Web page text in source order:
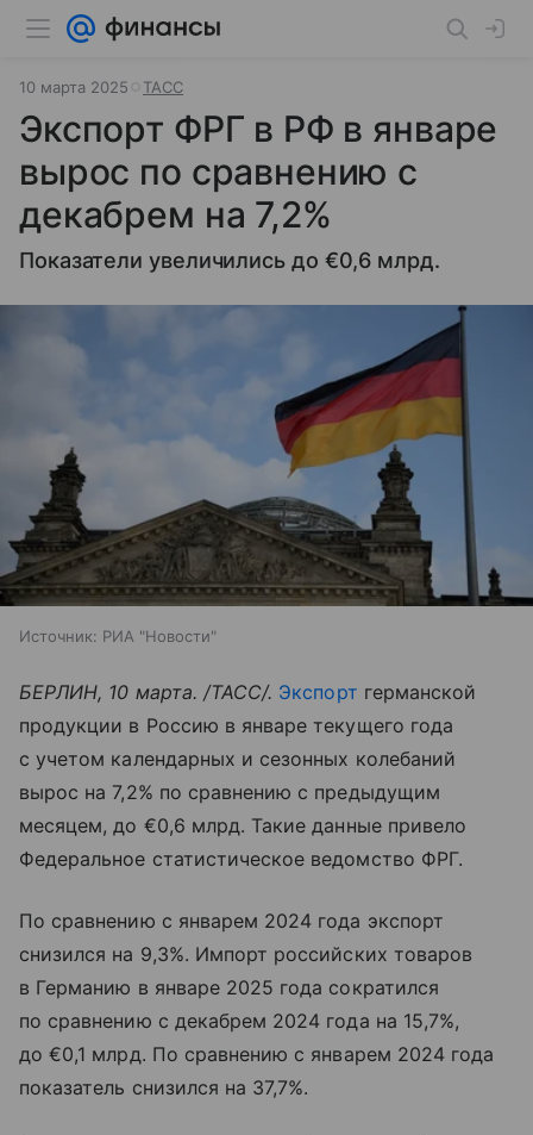
10 марта 2025 ТАСС
Экспорт ФРГ в РФ в январе
вырос по сравнению с
декабрем на 7,2%
Показатели увеличились до €0,6 млрд.
Источник: РИА "Новости"
БЕРЛИН, 10 марта. /ТАСС/. Экспорт германской
продукции в Россию в январе текущего года
с учетом календарных и сезонных колебаний
вырос на 7,2% по сравнению с предыдущим
месяцем, до €0,6 млрд. Такие данные привело
Федеральное статистическое ведомство ФРГ.
По сравнению с январем 2024 года экспорт
снизился на 9,3%. Импорт российских товаров
в Германию в январе 2025 года сократился
по сравнению с декабрем 2024 года на 15,7%,
до €0,1 млрд. По сравнению с январем 2024 года
показатель снизился на 37,7%.